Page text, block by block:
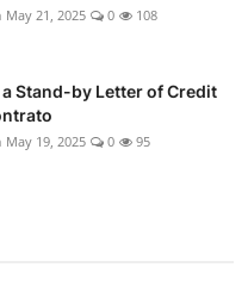
May 21, 2025 0 108
a Stand-by Letter of Credit
May 19, 2025 0 95